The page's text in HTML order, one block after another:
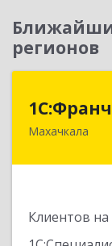
регионов
Махачкала
Клиентов
367030,